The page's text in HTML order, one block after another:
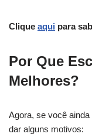
Clique aqui para
Por Que
Melhores?
Agora, se você
dar alguns motivos: